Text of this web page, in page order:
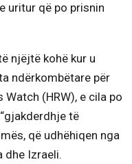
uritur që po prisnin
njëjtë kohë kur u
ndërkombëtare për
(HRW), e cila po
të
që udhëhiqen nga
dhe Izraeli.